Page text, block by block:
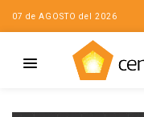
07 de AGOSTO del 2026